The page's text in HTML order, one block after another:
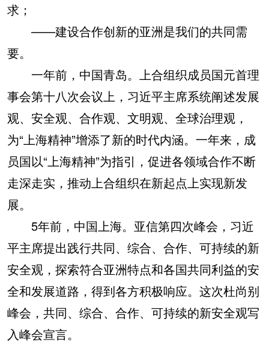
求；
——建设合作创新的亚洲是我们的共同需
要。
一年前，中国青岛。上合组织成员国元首理
事会第十八次会议上，习近平主席系统阐述发展
观、安全观、合作观、文明观、全球治理观，
为“上海精神”增添了新的时代内涵。一年来，成
员国以“上海精神”为指引，促进各领域合作不断
走深走实，推动上合组织在新起点上实现新发
展。
5年前，中国上海。亚信第四次峰会，习近
平主席提出践行共同、综合、合作、可持续的新
安全观，探索符合亚洲特点和各国共同利益的安
全和发展道路，得到各方积极响应。这次杜尚别
峰会，共同、综合、合作、可持续的新安全观写
入峰会宣言。